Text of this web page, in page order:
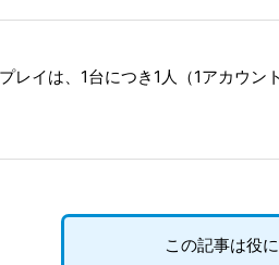
レイは、1台につき1人（1アカウン
この記事は役